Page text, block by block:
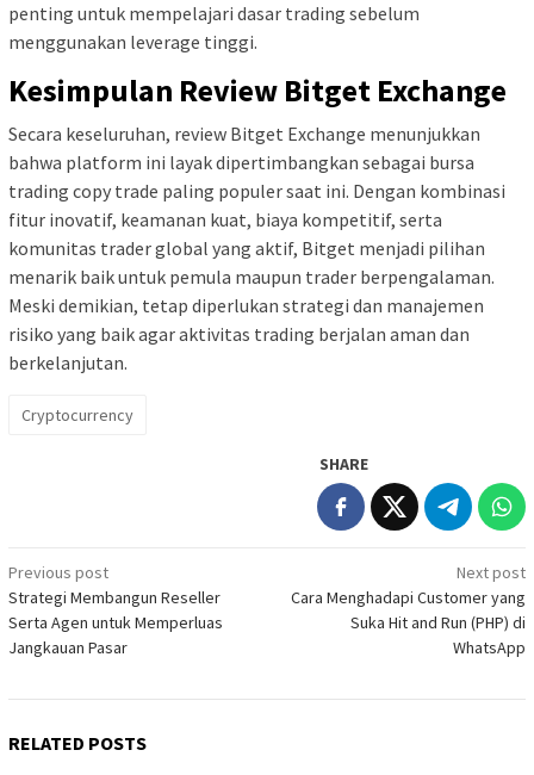
penting untuk mempelajari dasar trading sebelum
menggunakan leverage tinggi.
Kesimpulan Review Bitget Exchange
Secara keseluruhan, review Bitget Exchange menunjukkan
bahwa platform ini layak dipertimbangkan sebagai bursa
trading copy trade paling populer saat ini. Dengan kombinasi
fitur inovatif, keamanan kuat, biaya kompetitif, serta
komunitas trader global yang aktif, Bitget menjadi pilihan
menarik baik untuk pemula maupun trader berpengalaman.
Meski demikian, tetap diperlukan strategi dan manajemen
risiko yang baik agar aktivitas trading berjalan aman dan
berkelanjutan.
Cryptocurrency
SHARE
Post
navigation
Previous post
Strategi Membangun Reseller
Serta Agen untuk Memperluas
Jangkauan Pasar
Next post
Cara Menghadapi Customer yang
Suka Hit and Run (PHP) di
WhatsApp
RELATED POSTS